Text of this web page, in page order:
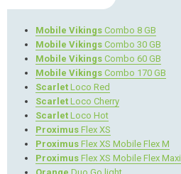
Mobile Vikings Combo 8 GB
Mobile Vikings Combo 30 GB
Mobile Vikings Combo 60 GB
Mobile Vikings Combo 170 GB
Scarlet Loco Red
Scarlet Loco Cherry
Scarlet Loco Hot
Proximus Flex XS
Proximus Flex XS Mobile Flex M
Proximus Flex XS Mobile Flex Maxi